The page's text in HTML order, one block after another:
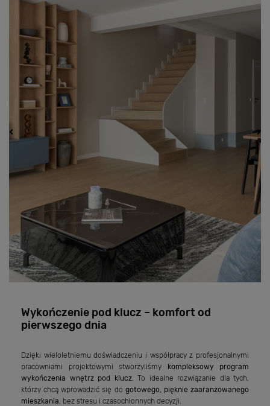
Wykończenie pod klucz – komfort od
pierwszego dnia
Dzięki wieloletniemu doświadczeniu i współpracy z profesjonalnymi
pracowniami projektowymi stworzyliśmy
kompleksowy program
wykończenia wnętrz pod klucz. To idealne rozwiązanie dla tych,
którzy chcą wprowadzić się do gotowego, pięknie zaaranżowanego
mieszkania , bez stresu i czasochłonnych decyzji.